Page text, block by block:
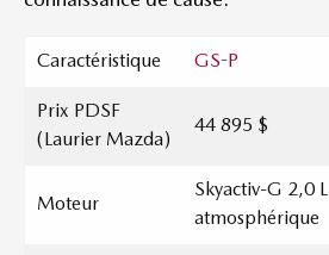
Caractéristique GS-P
Prix PDSF
(Laurier Mazda)
44 895 $
Moteur
Skyactiv-G 2,0 L
atmosphérique